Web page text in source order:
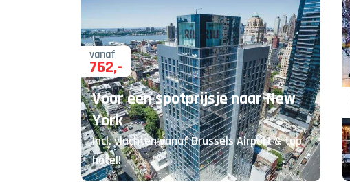
vanaf
762,-
Voor een spotprijsje naar New
York
Incl. vluchten vanaf Brussels Airport & top
hotel!